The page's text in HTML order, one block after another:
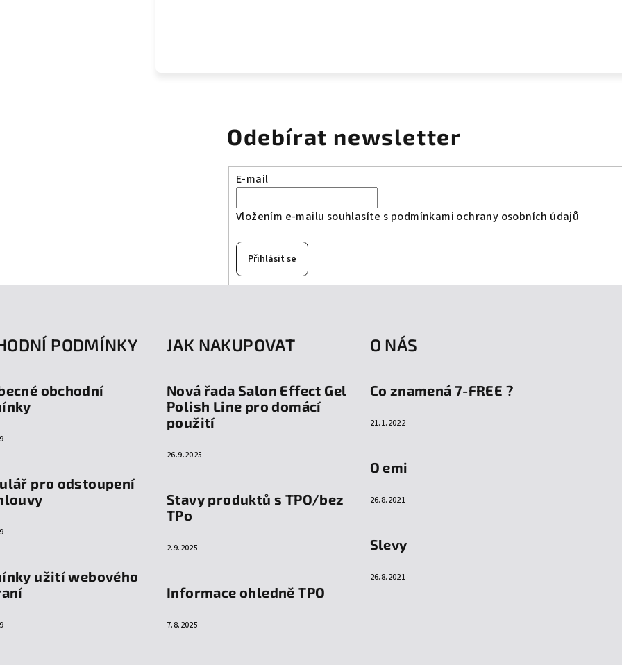
Odebírat newsletter
E-mail
Vložením e-mailu souhlasíte s podmínkami ochrany osobních údajů
Přihlásit se
PODMÍNKY
obchodní
pro odstoupení
užití webového
JAK NAKUPOVAT
Nová řada Salon Effect Gel
Polish Line pro domácí
použití
26.9.2025
Stavy produktů s TPO/bez
TPo
2.9.2025
Informace ohledně TPO
7.8.2025
O NÁS
Co znamená 7-FREE ?
21.1.2022
O emi
26.8.2021
Slevy
26.8.2021